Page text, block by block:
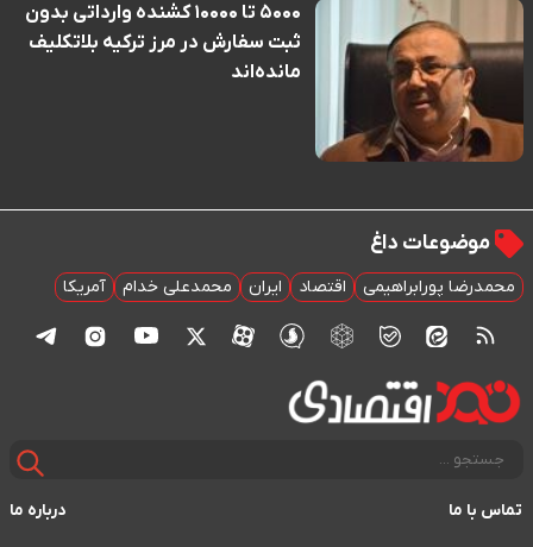
۵۰۰۰ تا ۱۰۰۰۰ کشنده وارداتی بدون
ثبت سفارش در مرز ترکیه بلاتکلیف
مانده‌اند
موضوعات داغ
محمدرضا پورابراهیمی اقتصاد ایران محمدعلی خدام آمریکا
تماس با ما درباره ما